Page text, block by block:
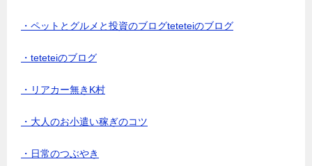
・ペットとグルメと投資のブログteteteiのブログ
・teteteiのブログ
・リアカー無きK村
・大人のお小遣い稼ぎのコツ
・日常のつぶやき